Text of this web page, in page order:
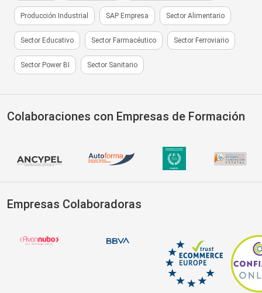
Producción Industrial SAP Empresa Sector Alimentario
Sector Educativo Sector Farmacéutico Sector Ferroviario
Sector Power BI Sector Sanitario
Colaboraciones con Empresas de Formación
Empresas Colaboradoras